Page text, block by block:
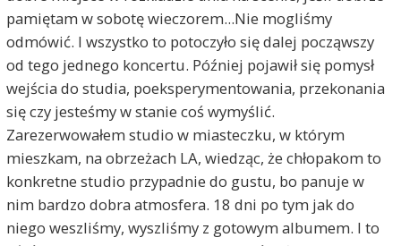
pamiętam w sobotę wieczorem...Nie mogliśmy
odmówić. I wszystko to potoczyło się dalej począwszy
od tego jednego koncertu. Później pojawił się pomysł
wejścia do studia, poeksperymentowania, przekonania
się czy jesteśmy w stanie coś wymyślić.
Zarezerwowałem studio w miasteczku, w którym
mieszkam, na obrzeżach LA, wiedząc, że chłopakom to
konkretne studio przypadnie do gustu, bo panuje w
nim bardzo dobra atmosfera. 18 dni po tym jak do
niego weszliśmy, wyszliśmy z gotowym albumem. I to